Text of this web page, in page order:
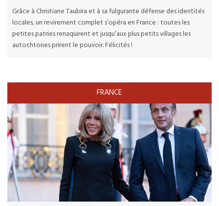
Grâce à Christiane Taubira et à sa fulgurante défense des identités
locales, un revirement complet s’opéra en France : toutes les
petites patries renaquirent et jusqu’aux plus petits villages les
autochtones prirent le pouvoir. Félicités !
FRANCE